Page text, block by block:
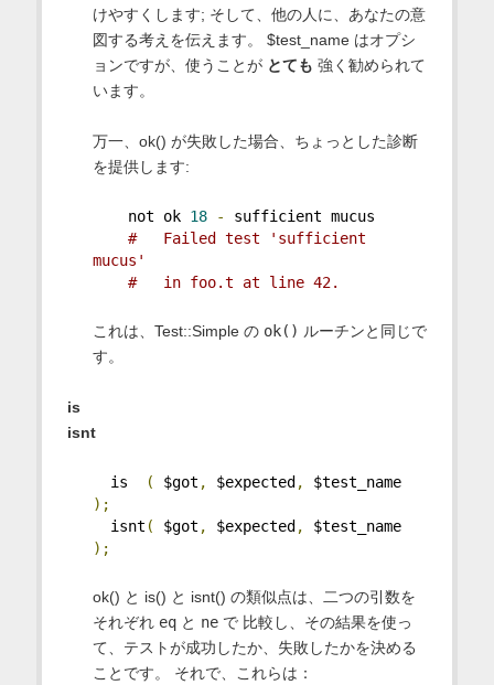
けやすくします; そして、他の人に、あなたの意
図する考えを伝えます。 $test_name はオプシ
ョンですが、使うことが とても 強く勧められて
います。
万一、ok() が失敗した場合、ちょっとした診断
を提供します:
not ok 18 -
sufficient mucus
#   Failed test 'sufficient
mucus'
#   in foo.t at line 42.
これは、Test::Simple の ok() ルーチンと同じで
す。
is
isnt
is ( $got , $expected ,
$test_name
);
isnt ( $got , $expected ,
$test_name
);
ok() と is() と isnt() の類似点は、二つの引数を
それぞれ eqと neで 比較し、その結果を使っ
て、テストが成功したか、失敗したかを決める
ことです。 それで、これらは：